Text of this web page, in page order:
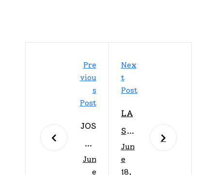
Pre
Viou
S
Post
JOS
UÉ
CO
Jun
e
Nex
T
Post
LA
S
PAY
ASI
Jun
e
18,